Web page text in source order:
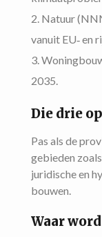
Natuur
vanuit EU‑ en
2035.
Die drie
Pas als de
gebieden
juridische en
bouwen.
Waar